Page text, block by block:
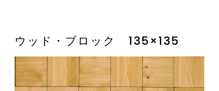
ウッド・ブロック 135×135